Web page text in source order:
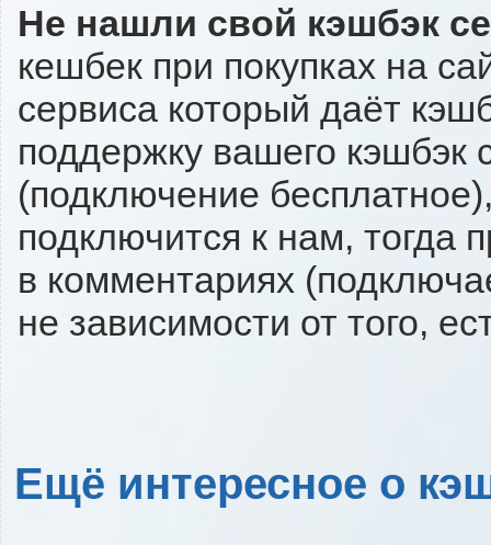
Не нашли свой кэшбэк
кешбек при покупках на
сервиса который даёт
поддержку вашего кэшбэк
(подключение
подключится к нам, тогда
в комментариях
не зависимости от того,
Ещё интересное о